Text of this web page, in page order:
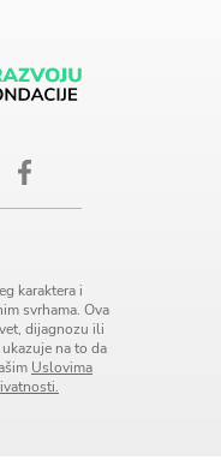
karaktera i
svrhama. Ova
dijagnozu ili
na to da
Uslovima